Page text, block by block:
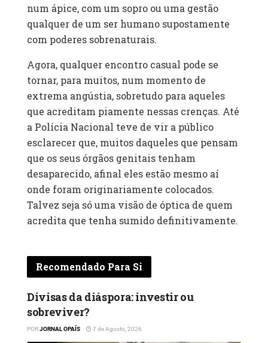
num ápice, com um sopro ou uma gestão
qualquer de um ser humano supostamente
com poderes sobrenaturais.
Agora, qualquer encontro casual pode se
tornar, para muitos, num momento de
extrema angústia, sobretudo para aqueles
que acreditam piamente nessas crenças. Até
a Polícia Nacional teve de vir a público
esclarecer que, muitos daqueles que pensam
que os seus órgãos genitais tenham
desaparecido, afinal eles estão mesmo aí
onde foram originariamente colocados.
Talvez seja só uma visão de óptica de quem
acredita que tenha sumido definitivamente.
Recomendado Para Si
Divisas da diáspora: investir ou
sobreviver?
PORJORNAL OPAÍS 7 de Agosto, 2026